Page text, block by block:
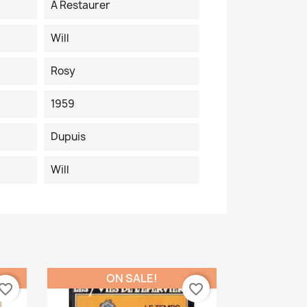
A Restaurer
Will
Rosy
1959
Dupuis
Will
ON SALE!
favorite_border